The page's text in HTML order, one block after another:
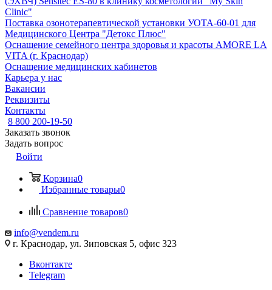
Clinic"
Поставка озонотерапевтической установки УОТА-60-01 для
Медицинского Центра "Детокс Плюс"
Оснащение семейного центра здоровья и красоты AMORE LA
VITA (г. Краснодар)
Оснащение медицинских кабинетов
Карьера у нас
Вакансии
Реквизиты
Контакты
8 800 200-19-50
Заказать звонок
Задать вопрос
Войти
Корзина0
Избранные товары0
Сравнение товаров0
info@vendem.ru
г. Краснодар, ул. Зиповская 5, офис 323
Вконтакте
Telegram